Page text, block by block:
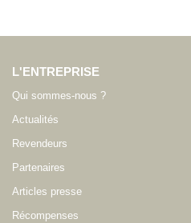
L'ENTREPRISE
Qui sommes-nous ?
Actualités
Revendeurs
Partenaires
Articles presse
Récompenses